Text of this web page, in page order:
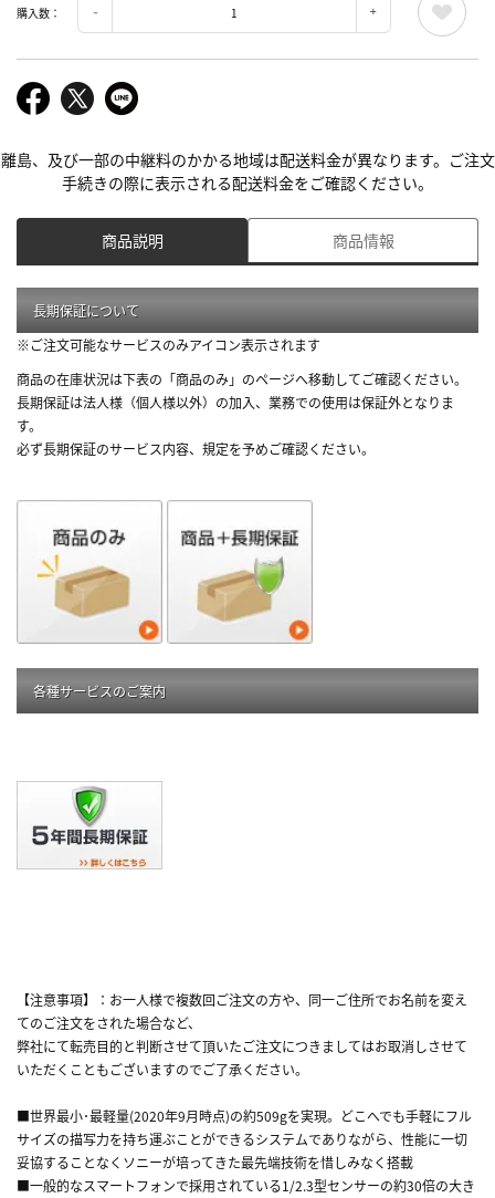
購入数：
離島、及び一部の中継料のかかる地域は配送料金が異なります。ご注文
手続きの際に表示される配送料金をご確認ください。
商品説明 商品情報
長期保証について
※ご注文可能なサービスのみアイコン表示されます
商品の在庫状況は下表の「商品のみ」のページへ移動してご確認ください。
長期保証は法人様（個人様以外）の加入、業務での使用は保証外となりま
す。
必ず長期保証のサービス内容、規定を予めご確認ください。
各種サービスのご案内
【注意事項】：お一人様で複数回ご注文の方や、同一ご住所でお名前を変え
てのご注文をされた場合など、
弊社にて転売目的と判断させて頂いたご注文につきましてはお取消しさせて
いただくこともございますのでご了承ください。
■世界最小･最軽量(2020年9月時点)の約509gを実現。どこへでも手軽にフル
サイズの描写力を持ち運ぶことができるシステムでありながら、性能に一切
妥協することなくソニーが培ってきた最先端技術を惜しみなく搭載
■一般的なスマートフォンで採用されている1/2.3型センサーの約30倍の大き